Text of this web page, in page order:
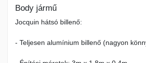
Body jármű
Jocquin hátsó billenő:
- Teljesen alumínium billenő (nagyon